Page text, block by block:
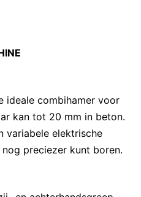
ideale combihamer voor
kan tot 20 mm in beton.
variabele elektrische
preciezer kunt boren.